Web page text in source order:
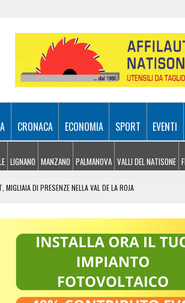
CRONACA ECONOMIA SPORT EVENTI
LIGNANO MANZANO PALMANOVA VALLI DEL NATISONE
MIGLIAIA DI PRESENZE NELLA VAL DE LA ROJA
LI SEGNALA